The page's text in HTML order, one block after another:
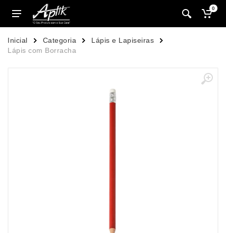
0
Inicial Categoria
Lápis e Lapiseiras
Lápis com Borracha